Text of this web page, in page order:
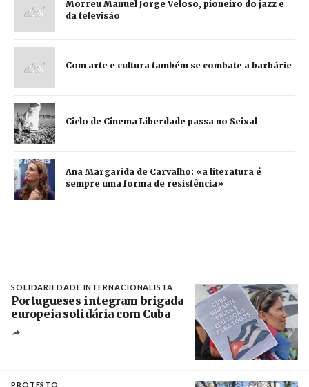
Morreu Manuel Jorge Veloso, pioneiro do jazz e
da televisão
Com arte e cultura também se combate a barbárie
Ciclo de Cinema Liberdade passa no Seixal
Ana Margarida de Carvalho: «a literatura é
sempre uma forma de resistência»
SOLIDARIEDADE INTERNACIONALISTA
Portugueses integram brigada
europeia solidária com Cuba
PROTESTO